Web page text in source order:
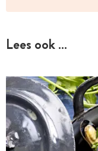
Lees ook …